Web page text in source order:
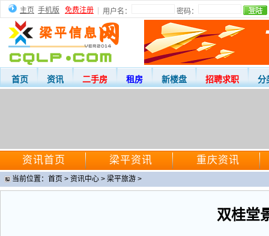
主页 手机版 免费注册 用户名： 密码：
首页 资讯 二手房 租房 新楼盘 招聘求职 分
资讯首页 梁平资讯 重庆资讯
当前位置： 首页 > 资讯中心 > 梁平旅游 >
双桂堂